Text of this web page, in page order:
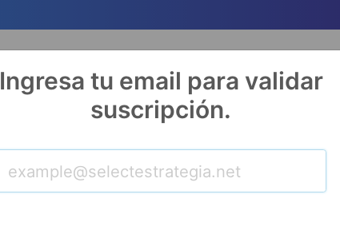
Ingresa tu email para validar
suscripción.